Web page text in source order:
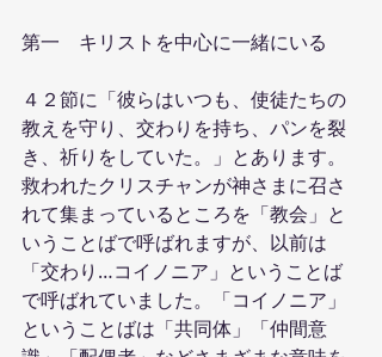
第一　キリストを中心に一緒にいる
４２節に「彼らはいつも、使徒たちの
教えを守り、交わりを持ち、パンを裂
き、祈りをしていた。」とあります。
救われたクリスチャンが神さまに召さ
れて集まっているところを「教会」と
いうことばで呼ばれますが、以前は
「交わり…コイノニア」ということば
で呼ばれていました。「コイノニア」
ということばは「共同体」「仲間意